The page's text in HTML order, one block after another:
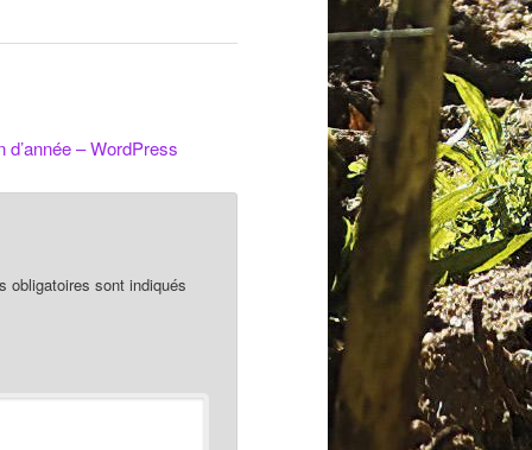
– WordPress
obligatoires sont indiqués